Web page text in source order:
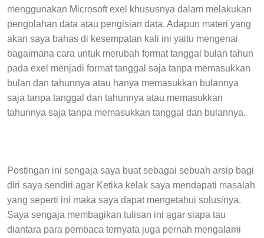
menggunakan Microsoft exel khususnya dalam melakukan
pengolahan data atau pengisian data. Adapun materi yang
akan saya bahas di kesempatan kali ini yaitu mengenai
bagaimana cara untuk merubah format tanggal bulan tahun
pada exel menjadi format tanggal saja tanpa memasukkan
bulan dan tahunnya atau hanya memasukkan bulannya
saja tanpa tanggal dan tahunnya atau memasukkan
tahunnya saja tanpa memasukkan tanggal dan bulannya.
Postingan ini sengaja saya buat sebagai sebuah arsip bagi
diri saya sendiri agar Ketika kelak saya mendapati masalah
yang seperti ini maka saya dapat mengetahui solusinya.
Saya sengaja membagikan tulisan ini agar siapa tau
diantara para pembaca ternyata juga pernah mengalami